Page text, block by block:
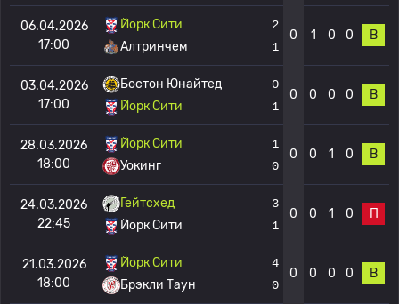
06.04.2026
17:00
Йорк Сити
Алтринчем
2
1
0 1 0 0 В
03.04.2026
17:00
Бостон Юнайтед
Йорк Сити
0
1
0 0 0 0 В
28.03.2026
18:00
Йорк Сити
Уокинг
1
0
0 0 1 0 В
24.03.2026
22:45
Гейтсхед
Йорк Сити
3
1
0 0 1 0 П
21.03.2026
18:00
Йорк Сити
Брэкли Таун
4
0
0 0 0 0 В